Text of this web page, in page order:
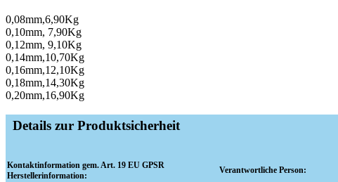
0,08mm,6,90Kg
0,10mm, 7,90Kg
0,12mm, 9,10Kg
0,14mm,10,70Kg
0,16mm,12,10Kg
0,18mm,14,30Kg
0,20mm,16,90Kg
Details zur Produktsicherheit
Kontaktinformation gem. Art. 19 EU GPSR
Herstellerinformation:
Verantwortliche Person: